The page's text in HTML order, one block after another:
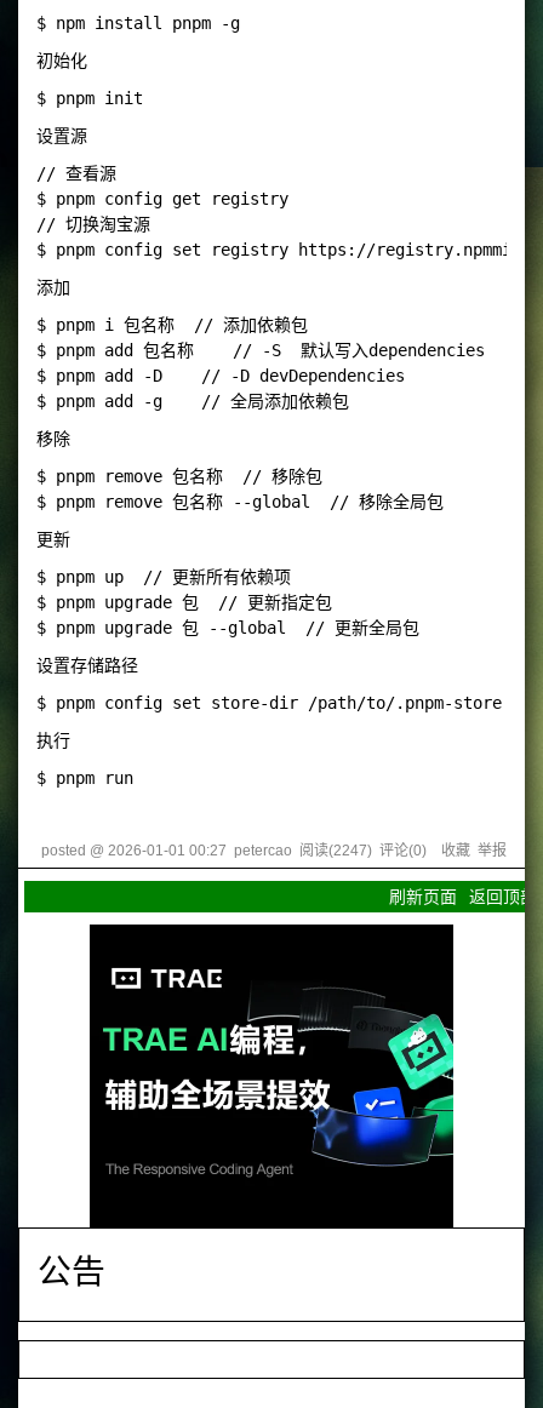
初始化
设置源
// 查看源
$ pnpm config get registry
// 切换淘宝源
添加
$ pnpm i 包名称  // 添加依赖包
$ pnpm add 包名称    // -S  默认写入dependencies
$ pnpm add -D    // -D devDependencies
移除
$ pnpm remove 包名称  // 移除包
更新
$ pnpm up  // 更新所有依赖项
$ pnpm upgrade 包  // 更新指定包
设置存储路径
执行
posted @ 2026-01-01 00:27 petercao 阅读(2247) 评论(0) 收藏 举报
刷新页面 返回顶部
公告